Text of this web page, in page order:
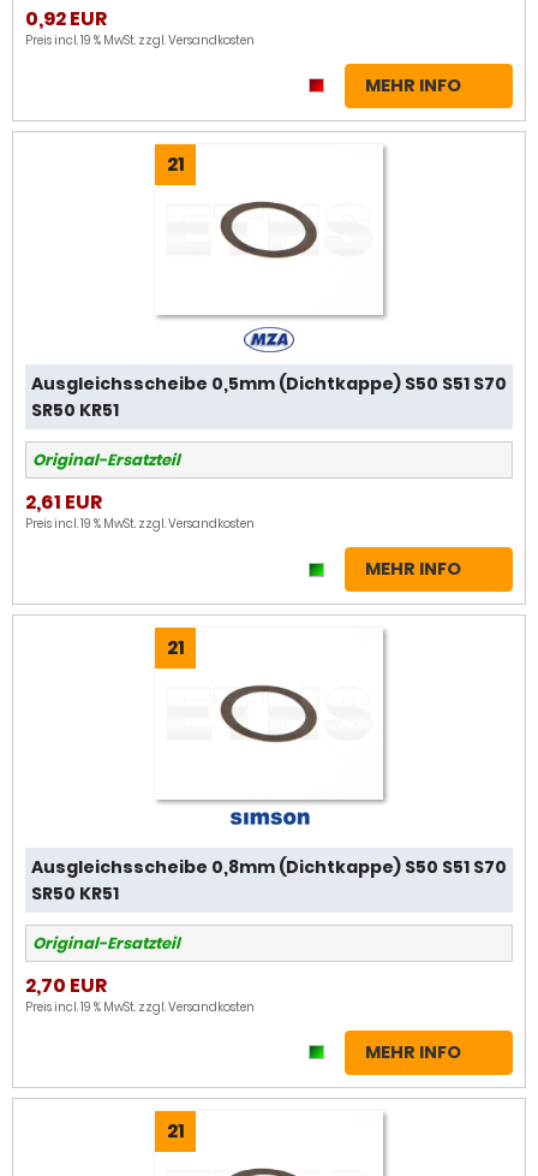
0,92 EUR
Preis incl. 19 % MwSt. zzgl.Versandkosten
MEHR INFO
21
Ausgleichsscheibe 0,5mm (Dichtkappe) S50 S51 S70
SR50 KR51
Original-Ersatzteil
2,61 EUR
Preis incl. 19 % MwSt. zzgl.Versandkosten
MEHR INFO
21
Ausgleichsscheibe 0,8mm (Dichtkappe) S50 S51 S70
SR50 KR51
Original-Ersatzteil
2,70 EUR
Preis incl. 19 % MwSt. zzgl.Versandkosten
MEHR INFO
21